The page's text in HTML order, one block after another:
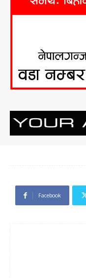
Facebook